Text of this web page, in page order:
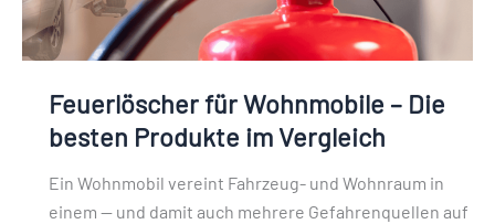
Feuerlöscher für Wohnmobile – Die
besten Produkte im Vergleich
Ein Wohnmobil vereint Fahrzeug- und Wohnraum in
einem — und damit auch mehrere Gefahrenquellen auf